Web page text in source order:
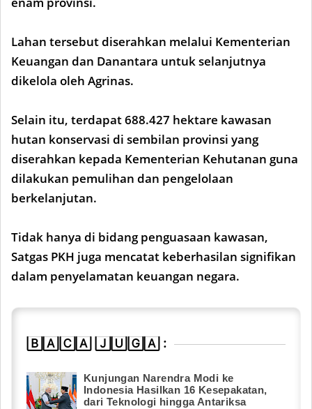
Lahan tersebut diserahkan melalui Kementerian
Keuangan dan Danantara untuk selanjutnya
dikelola oleh Agrinas.
Selain itu, terdapat 688.427 hektare kawasan
hutan konservasi di sembilan provinsi yang
diserahkan kepada Kementerian Kehutanan guna
dilakukan pemulihan dan pengelolaan
berkelanjutan.
Tidak hanya di bidang penguasaan kawasan,
Satgas PKH juga mencatat keberhasilan signifikan
dalam penyelamatan keuangan negara.
🄱🄰🄲🄰 🄹🅄🄶🄰 :
Kunjungan Narendra Modi ke
Indonesia Hasilkan 16 Kesepakatan,
dari Teknologi hingga Antariksa